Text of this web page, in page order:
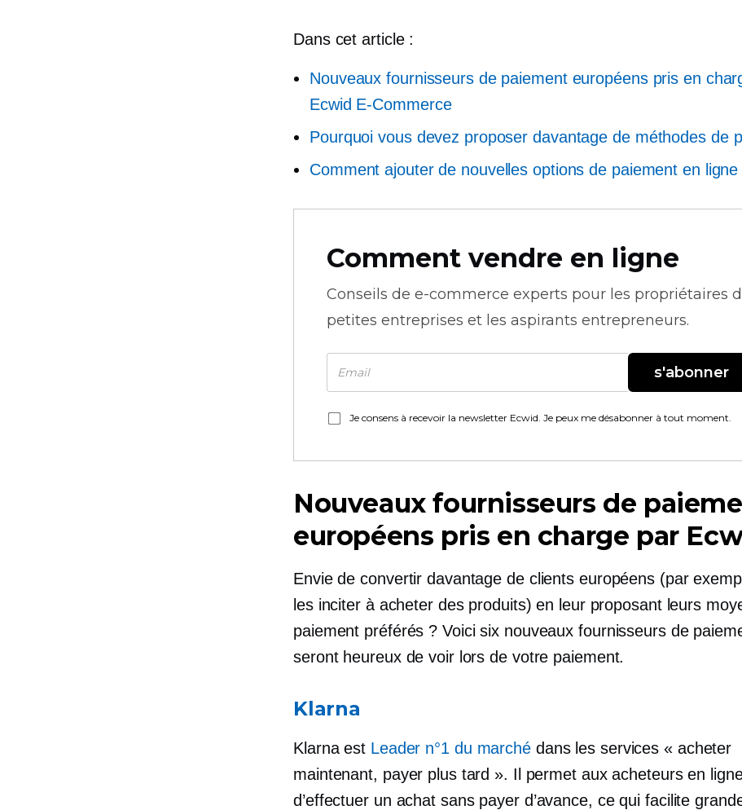
Dans cet article :
Nouveaux fournisseurs de paiement européens pris en
Ecwid E-Commerce
Pourquoi vous devez proposer davantage de méthodes de
Comment ajouter de nouvelles options de paiement en ligne
Comment vendre en ligne
Conseils de e-commerce experts pour les propriétaires
petites entreprises et les aspirants entrepreneurs.
s'abonner
Je consens à recevoir la newsletter Ecwid. Je peux me désabonner à tout moment.
Nouveaux fournisseurs de
européens pris en charge par
Envie de convertir davantage de clients européens (par
les inciter à acheter des produits) en leur proposant leurs
paiement préférés ? Voici six nouveaux fournisseurs de
seront heureux de voir lors de votre paiement.
Klarna
Klarna est Leader n°1 du marchédans les services « acheter
maintenant, payer plus tard ». Il permet aux acheteurs en
d’effectuer un achat sans payer d’avance, ce qui facilite